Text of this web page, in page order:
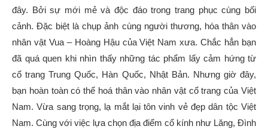
đây. Bởi sự mới mẻ và độc đáo trong trang phục cùng bối
cảnh. Đặc biệt là chụp ảnh cùng người thương, hóa thân vào
nhân vật Vua – Hoàng Hậu của Việt Nam xưa. Chắc hẳn bạn
đã quá quen khi nhìn thấy những tác phẩm lấy cảm hứng từ
cổ trang Trung Quốc, Hàn Quốc, Nhật Bản. Nhưng giờ đây,
bạn hoàn toàn có thể hoá thân vào nhân vật cổ trang của Việt
Nam. Vừa sang trọng, lạ mắt lại tôn vinh vẻ đẹp dân tộc Việt
Nam. Cùng với việc lựa chọn địa điểm cổ kính như Lăng, Đình